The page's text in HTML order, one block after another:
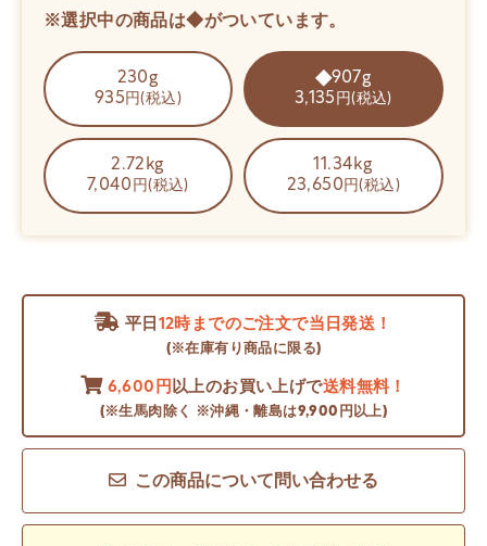
※選択中の商品は◆がついています。
230g
935 円(税込)
907g
3,135 円(税込)
2.72kg
7,040 円(税込)
11.34kg
23,650 円(税込)
平日 12時までのご注文で当日発送！
(※在庫有り商品に限る)
6,600円 以上のお買い上げで送料無料！
(※生馬肉除く ※沖縄・離島は9,900円以上)
この商品について問い合わせる